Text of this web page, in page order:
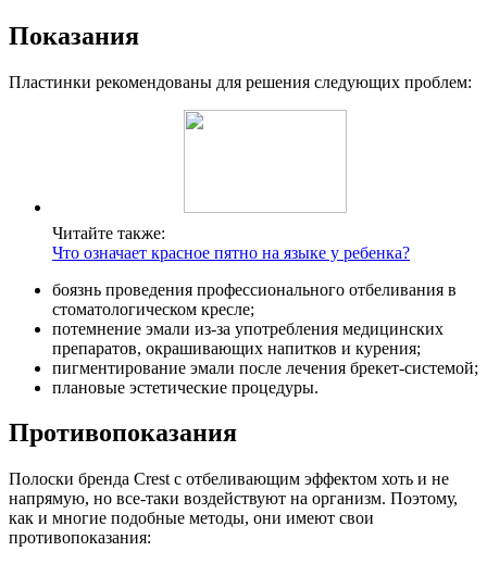
Показания
Пластинки рекомендованы для решения следующих проблем:
Читайте также:
Что означает красное пятно на языке у ребенка?
боязнь проведения профессионального отбеливания в
стоматологическом кресле;
потемнение эмали из-за употребления медицинских
препаратов, окрашивающих напитков и курения;
пигментирование эмали после лечения брекет-системой;
плановые эстетические процедуры.
Противопоказания
Полоски бренда Crest с отбеливающим эффектом хоть и не
напрямую, но все-таки воздействуют на организм. Поэтому,
как и многие подобные методы, они имеют свои
противопоказания: